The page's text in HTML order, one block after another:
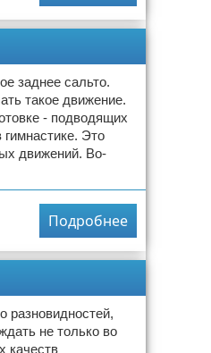
заднее сальто.
такое движение.
- подводящих
Это
движений. Во-
Подробнее
разновидностей,
не только во
качеств